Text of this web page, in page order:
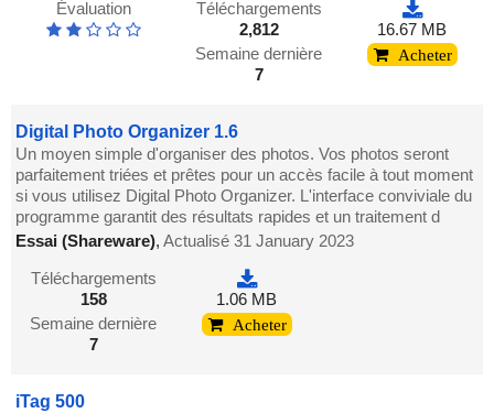
Évaluation
Téléchargements
2,812
Semaine dernière
7
16.67 MB
Acheter
Digital Photo Organizer 1.6
Un moyen simple d'organiser des photos. Vos photos seront
parfaitement triées et prêtes pour un accès facile à tout moment
si vous utilisez Digital Photo Organizer. L'interface conviviale du
programme garantit des résultats rapides et un traitement d
Essai (Shareware),Actualisé 31 January 2023
Téléchargements
158
Semaine dernière
7
1.06 MB
Acheter
iTag 500